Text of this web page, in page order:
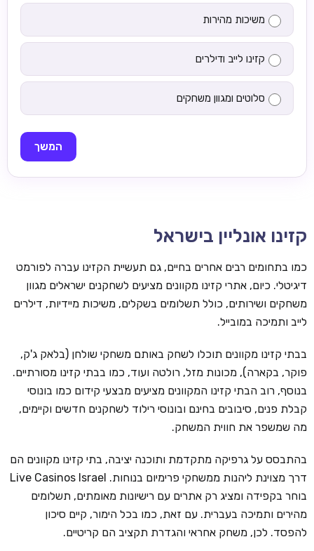
משיכות מהירות
קזינו לייב ודילרים
סלוטים ומגוון משחקים
המשך
קזינו אונליין בישראל
כמו בתחומים רבים אחרים בחיים, גם תעשיית הקזינו עברה לפורמט
דיגיטלי. כיום, אתרי קזינו מקוונים מציעים לשחקנים ישראלים מגוון
משחקים ושירותים, כולל תשלומים בשקלים, משיכות מיידיות, דילרים
לייב ותמיכה במובייל.
בבתי קזינו מקוונים תוכלו לשחק באותם משחקי שולחן (בלאק ג'ק,
פוקר, בקארה), מכונות מזל, רולטה ועוד, כמו בבתי קזינו מסורתיים.
בנוסף, רוב הבתי קזינו המקוונים מציעים מבצעי קידום כמו בונוסי
קבלת פנים, סיבובים בחינם ובונוסי רילוד לשחקנים חדשים וקיימים,
מה שמשפר את חווית המשחק.
בהתבסס על גרפיקה מתקדמת ותוכנה יציבה, בתי קזינו מקוונים הם
דרך מצוינת ליהנות ממשחקי פרימיום בנוחות. Live Casinos Israel
בוחר בקפידה ומציג רק אתרים עם רישיונות מאומתים, תשלומים
מהירים ותמיכה בעברית. עם זאת, כמו בכל הימור, קיים סיכון
להפסד. לכן, משחק אחראי והגדרת תקציב הם קריטיים.